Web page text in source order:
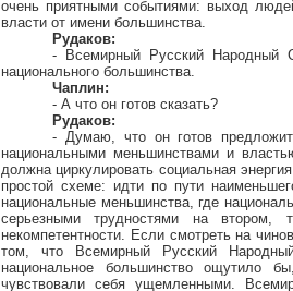
очень приятными событиями: выход
власти от имени большинства.
Рудаков:
- Всемирный Русский Народный
национального большинства.
Чаплин:
- А что он готов сказать?
Рудаков:
- Думаю, что он готов
национальными меньшинствами и
должна циркулировать социальная
простой схеме: идти по пути
национальные меньшинства, где
серьезными трудностями на втором,
некомпетентности. Если смотреть на
том, что Всемирный Русский
национальное большинство ощутило
чувствовали себя ущемленными.